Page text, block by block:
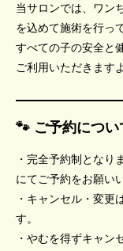
当サロンでは、ワン
を込めて施術を行っ
すべての子の安全と
ご利用いただきます
🐾 ご予約につい
・完全予約制となり
にてご予約をお願い
・キャンセル・変更
す。
・やむを得ずキャン